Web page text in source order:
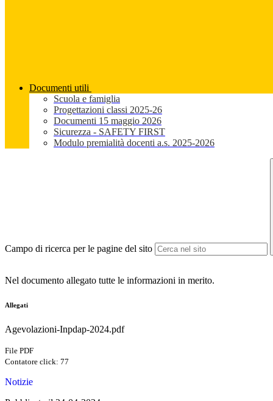
Documenti utili
Scuola e famiglia
Progettazioni classi 2025-26
Documenti 15 maggio 2026
Sicurezza - SAFETY FIRST
Modulo premialità docenti a.s. 2025-2026
Campo di ricerca per le pagine del sito
Nel documento allegato tutte le informazioni in merito.
Allegati
Agevolazioni-Inpdap-2024.pdf
File PDF
Contatore click: 77
Notizie